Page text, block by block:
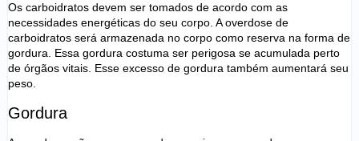
Os carboidratos devem ser tomados de acordo com as
necessidades energéticas do seu corpo. A overdose de
carboidratos será armazenada no corpo como reserva na forma de
gordura. Essa gordura costuma ser perigosa se acumulada perto
de órgãos vitais. Esse excesso de gordura também aumentará seu
peso.
Gordura